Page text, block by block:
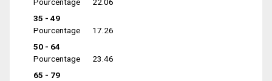
Pourcentage
22.06
35 - 49
Pourcentage
17.26
50 - 64
Pourcentage
23.46
65 - 79